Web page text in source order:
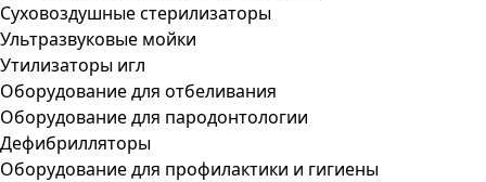
Суховоздушные стерилизаторы
Ультразвуковые мойки
Утилизаторы игл
Оборудование для отбеливания
Оборудование для пародонтологии
Дефибрилляторы
Оборудование для профилактики и гигиены